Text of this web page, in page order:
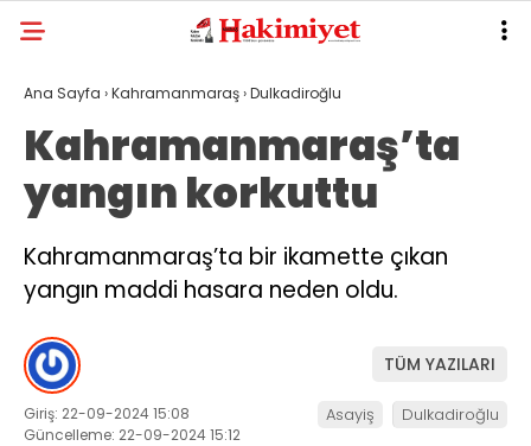
Ana Sayfa ›Kahramanmaraş›Dulkadiroğlu
Kahramanmaraş’ta
yangın korkuttu
Kahramanmaraş’ta bir ikamette çıkan
yangın maddi hasara neden oldu.
TÜM YAZILARI
Giriş: 22-09-2024 15:08
Güncelleme: 22-09-2024 15:12
Asayiş Dulkadiroğlu